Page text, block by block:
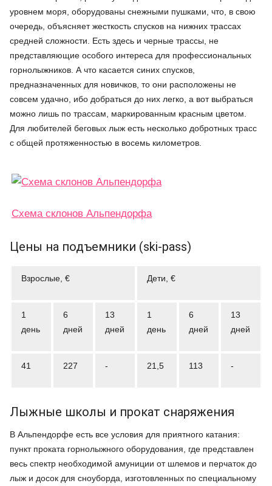
уровнем моря, оборудованы снежными пушками, что, в свою
очередь, объясняет жесткость спусков на нижних трассах
средней сложности. Есть здесь и черные трассы, не
представляющие особого интереса для профессиональных
горнолыжников. А что касается синих спусков,
предназначенных для новичков, то они расположены не
совсем удачно, ибо добраться до них легко, а вот выбраться
можно лишь по трассам, маркированным красным цветом.
Для любителей беговых лыж есть несколько добротных трасс
с общей протяженностью в восемь километров.
Схема склонов Альпендорфа
Цены на подъемники (ski-pass)
Взрослые, € Дети, €
1
день
6
дней
13
дней
1
день
6
дней
13
дней
41 227 - 21,5 113 -
Лыжные школы и прокат снаряжения
В Альпендорфе есть все условия для приятного катания:
пункт проката горнолыжного оборудования, где представлен
весь спектр необходимой амуниции от шлемов и перчаток до
лыж и досок для сноуборда, изготовленных по специальному